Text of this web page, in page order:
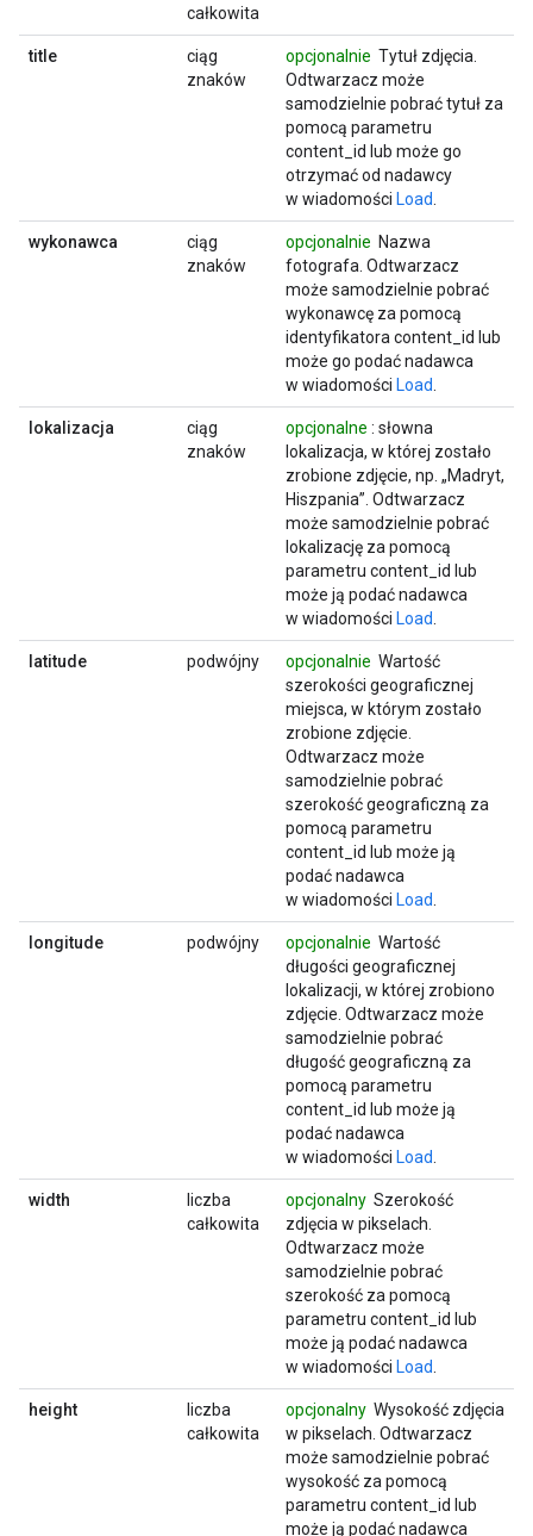
całkowita
title
ciąg
znaków
opcjonalnie Tytuł zdjęcia.
Odtwarzacz może
samodzielnie pobrać tytuł za
pomocą parametru
content_id lub może go
otrzymać od nadawcy
w wiadomości Load
wykonawca
ciąg
znaków
opcjonalnie Nazwa
fotografa. Odtwarzacz
może samodzielnie pobrać
wykonawcę za pomocą
identyfikatora content_id lub
może go podać nadawca
w wiadomości Load
lokalizacja
ciąg
znaków
opcjonalne : słowna
lokalizacja, w której zostało
zrobione zdjęcie, np. „Madryt,
Hiszpania”. Odtwarzacz
może samodzielnie pobrać
lokalizację za pomocą
parametru content_id lub
może ją podać nadawca
w wiadomości Load
latitude podwójny opcjonalnie Wartość
szerokości geograficznej
miejsca, w którym zostało
zrobione zdjęcie.
Odtwarzacz może
samodzielnie pobrać
szerokość geograficzną za
pomocą parametru
content_id lub może ją
podać nadawca
w wiadomości Load
longitude podwójny opcjonalnie Wartość
długości geograficznej
lokalizacji, w której zrobiono
zdjęcie. Odtwarzacz może
samodzielnie pobrać
długość geograficzną za
pomocą parametru
content_id lub może ją
podać nadawca
w wiadomości Load
width
liczba
całkowita
opcjonalny Szerokość
zdjęcia w pikselach.
Odtwarzacz może
samodzielnie pobrać
szerokość za pomocą
parametru content_id lub
może ją podać nadawca
w wiadomości Load
height
liczba
całkowita
opcjonalny Wysokość zdjęcia
w pikselach. Odtwarzacz
może samodzielnie pobrać
wysokość za pomocą
parametru content_id lub
może ją podać nadawca